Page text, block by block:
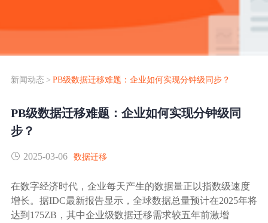
FTP替代升级
SDK传输应用集成
镭速FTP加速
跨国数据传输
内外网文件交换
案例
新闻动态
生态合作
关于镭速
新闻动态 > PB级数据迁移难题：企业如何实现分钟级同步？
PB级数据迁移难题：企业如何实现分钟级同
步？
2025-03-06 数据迁移
在数字经济时代，企业每天产生的数据量正以指数级速度
增长。据IDC最新报告显示，全球数据总量预计在2025年将
达到175ZB，其中企业级数据迁移需求较五年前激增